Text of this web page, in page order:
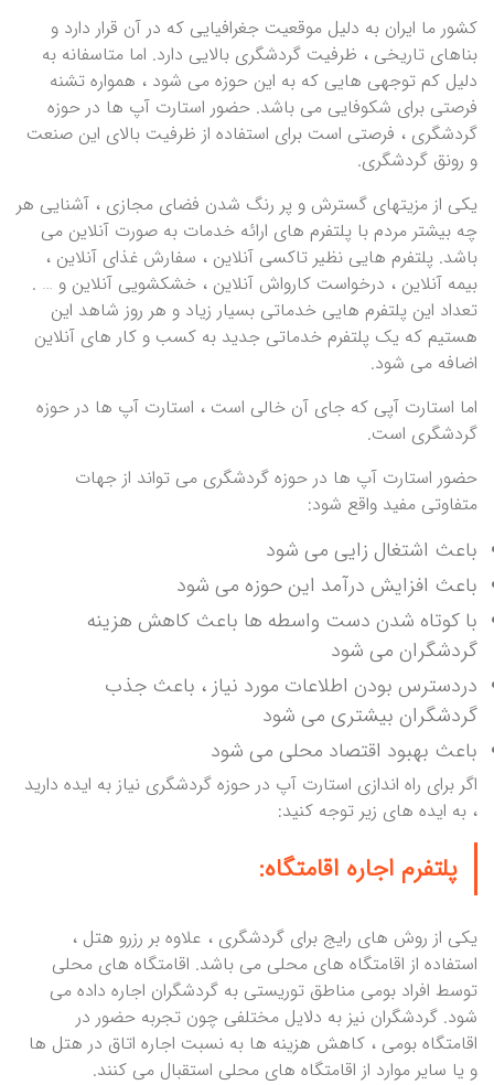
کشور ما ایران به دلیل موقعیت جغرافیایی که در آن قرار دارد و
بناهای تاریخی ، ظرفیت گردشگری بالایی دارد. اما متاسفانه به
دلیل کم توجهی هایی که به این حوزه می شود ، همواره تشنه
فرصتی برای شکوفایی می باشد. حضور استارت آپ ها در حوزه
گردشگری ، فرصتی است برای استفاده از ظرفیت بالای این صنعت
و رونق گردشگری.
یکی از مزیتهای گسترش و پر رنگ شدن فضای مجازی ، آشنایی هر
چه بیشتر مردم با پلتفرم های ارائه خدمات به صورت آنلاین می
باشد. پلتفرم هایی نظیر تاکسی آنلاین ، سفارش غذای آنلاین ،
بیمه آنلاین ، درخواست کارواش آنلاین ، خشکشویی آنلاین و … .
تعداد این پلتفرم هایی خدماتی بسیار زیاد و هر روز شاهد این
هستیم که یک پلتفرم خدماتی جدید به کسب و کار های آنلاین
اضافه می شود.
اما استارت آپی که جای آن خالی است ، استارت آپ ها در حوزه
گردشگری است.
حضور استارت آپ ها در حوزه گردشگری می تواند از جهات
متفاوتی مفید واقع شود:
باعث اشتغال زایی می شود
باعث افزایش درآمد این حوزه می شود
با کوتاه شدن دست واسطه ها باعث کاهش هزینه
گردشگران می شود
دردسترس بودن اطلاعات مورد نیاز ، باعث جذب
گردشگران بیشتری می شود
باعث بهبود اقتصاد محلی می شود
اگر برای راه اندازی استارت آپ در حوزه گردشگری نیاز به ایده دارید
، به ایده های زیر توجه کنید:
پلتفرم اجاره اقامتگاه:
یکی از روش های رایج برای گردشگری ، علاوه بر رزرو هتل ،
استفاده از اقامتگاه های محلی می باشد. اقامتگاه های محلی
توسط افراد بومی مناطق توریستی به گردشگران اجاره داده می
شود. گردشگران نیز به دلایل مختلفی چون تجربه حضور در
اقامتگاه بومی ، کاهش هزینه ها به نسبت اجاره اتاق در هتل ها
و یا سایر موارد از اقامتگاه های محلی استقبال می کنند.